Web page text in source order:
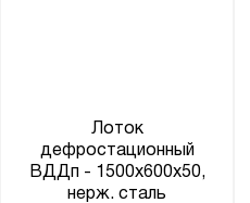
Лоток
дефростационный
ВДДп - 1500x600x50,
нерж. сталь